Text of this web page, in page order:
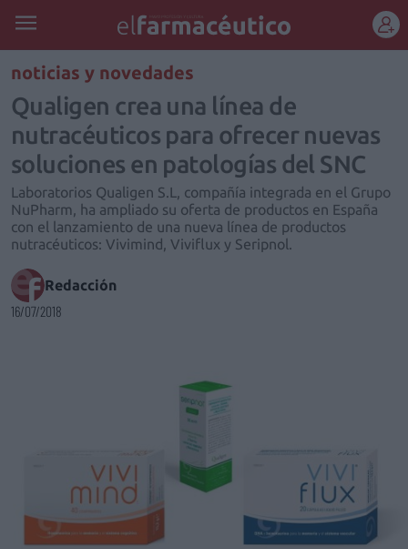
REGÍSTRATE
noticias y novedades
Qualigen crea una línea de
nutracéuticos para ofrecer nuevas
soluciones en patologías del SNC
Laboratorios Qualigen S.L, compañía integrada en el Grupo
NuPharm, ha ampliado su oferta de productos en España
con el lanzamiento de una nueva línea de productos
nutracéuticos: Vivimind, Viviflux y Seripnol.
Redacción
16/07/2018